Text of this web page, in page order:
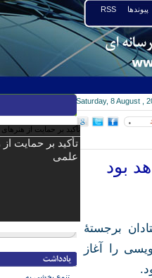
RSS پیوندها
Saturday, 8 August ,
۰
بود
برجستۀ
را آغاز
تأکید بر حمایت
علمی